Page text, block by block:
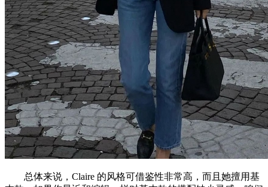
总体来说，Claire 的风格可借鉴性非常高，而且她擅用基